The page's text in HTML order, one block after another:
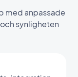
med anpassade
synligheten